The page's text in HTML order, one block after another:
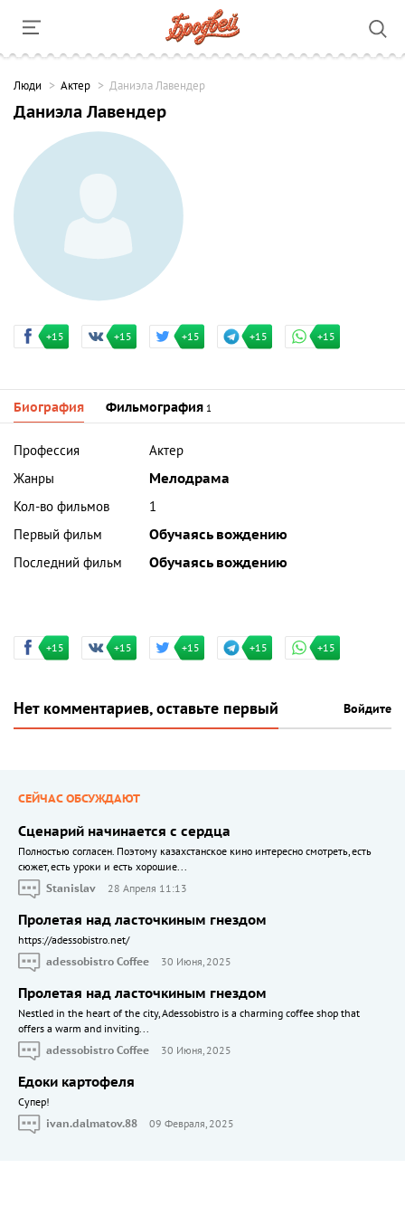
Люди Актер Даниэла Лавендер
Даниэла Лавендер
+15 +15 +15 +15 +15
Биография Фильмография 1
Профессия
Актер
Жанры
Мелодрама
Кол-во фильмов
1
Первый фильм
Обучаясь вождению
Последний фильм
Обучаясь вождению
+15 +15 +15 +15 +15
Нет комментариев, оставьте первый Войдите
СЕЙЧАС ОБСУЖДАЮТ
Сценарий начинается с сердца
Полностью согласен. Поэтому казахстанское кино интересно смотреть, есть
сюжет, есть уроки и есть хорошие...
Stanislav
28 Апреля 11:13
Пролетая над ласточкиным гнездом
https://adessobistro.net/
adessobistro Coffee
30 Июня, 2025
Пролетая над ласточкиным гнездом
Nestled in the heart of the city, Adessobistro is a charming coffee shop that
offers a warm and inviting...
adessobistro Coffee
30 Июня, 2025
Едоки картофеля
Cупер!
ivan.dalmatov.88
09 Февраля, 2025